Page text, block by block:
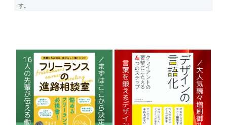
す。